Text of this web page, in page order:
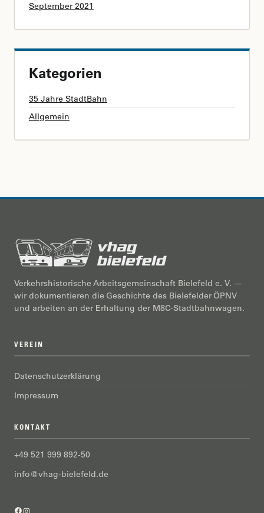
September 2021
Kategorien
35 Jahre StadtBahn
Allgemein
Verkehrshistorische Arbeitsgemeinschaft Bielefeld e. V. —
wir dokumentieren die Geschichte des Bielefelder ÖPNV
und arbeiten an der Erhaltung der M8C-Stadtbahnwagen.
VEREIN
Datenschutzerklärung
Impressum
KONTAKT
+49 521 999 892-50
info@vhag-bielefeld.de
Facebook
Instagram